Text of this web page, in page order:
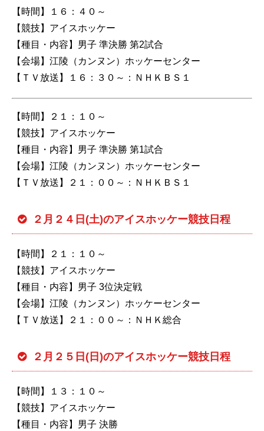
【時間】１６：４０～
【競技】アイスホッケー
【種目・内容】男子 準決勝 第2試合
【会場】江陵（カンヌン）ホッケーセンター
【ＴＶ放送】１６：３０～：ＮＨＫＢＳ１
【時間】２１：１０～
【競技】アイスホッケー
【種目・内容】男子 準決勝 第1試合
【会場】江陵（カンヌン）ホッケーセンター
【ＴＶ放送】２１：００～：ＮＨＫＢＳ１
２月２４日(土)のアイスホッケー競技日程
【時間】２１：１０～
【競技】アイスホッケー
【種目・内容】男子 3位決定戦
【会場】江陵（カンヌン）ホッケーセンター
【ＴＶ放送】２１：００～：ＮＨＫ総合
２月２５日(日)のアイスホッケー競技日程
【時間】１３：１０～
【競技】アイスホッケー
【種目・内容】男子 決勝